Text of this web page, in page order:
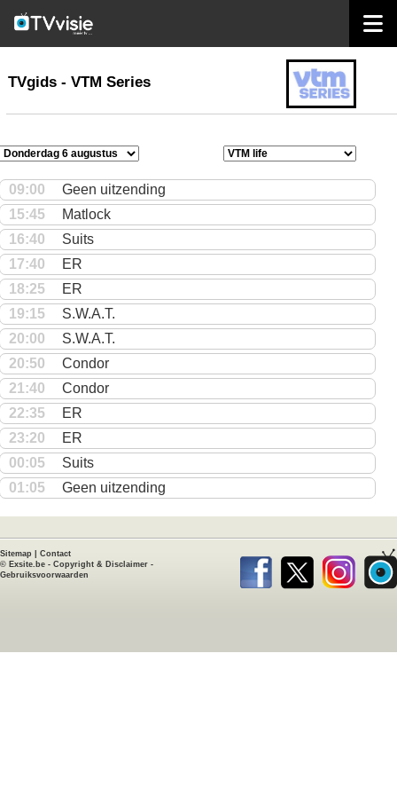
TVgids
TVgids - VTM Series
09:00
Geen uitzending
15:45
Matlock
16:40
Suits
17:40
ER
18:25
ER
19:15
S.W.A.T.
20:00
S.W.A.T.
20:50
Condor
21:40
Condor
22:35
ER
23:20
ER
00:05
Suits
01:05
Geen uitzending
Sitemap
Contact
© Exsite.be - Copyright & Disclaimer -
Gebruiksvoorwaarden